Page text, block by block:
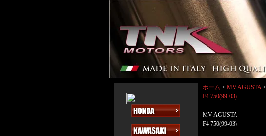
ホーム > MV AGUSTA>
F4 750(99-03)
MV AGUSTA
F4 750(99-03)